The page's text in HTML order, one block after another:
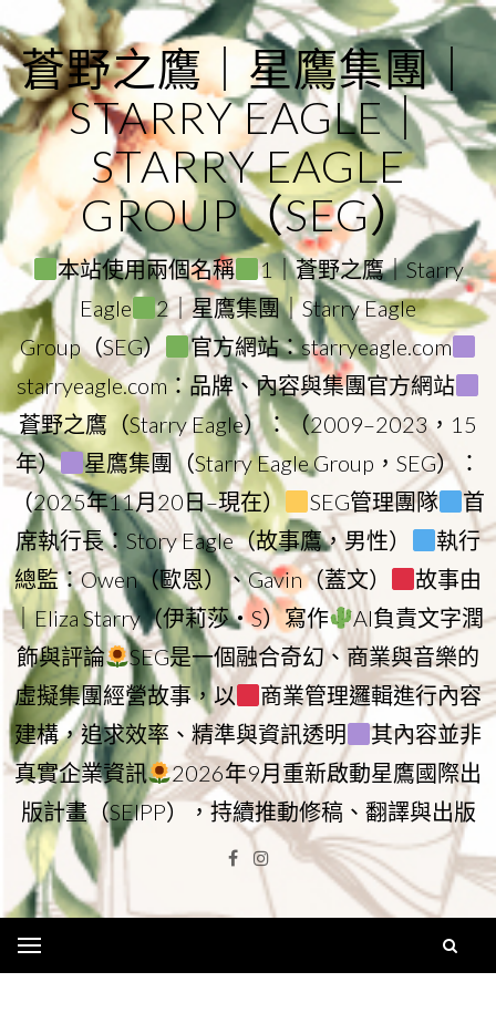
to
content
蒼野之鷹｜星鷹集團｜
STARRY EAGLE｜
STARRY EAGLE
GROUP（SEG）
本站使用兩個名稱
1｜蒼野之鷹｜Starry
Eagle
2｜星鷹集團｜Starry Eagle
Group（SEG）
官方網站：starryeagle.com
starryeagle.com：品牌、內容與集團官方網站
蒼野之鷹（Starry Eagle）：（2009–2023，15
年）
星鷹集團（Starry Eagle Group，SEG）：
（2025年11月20日–現在）
SEG管理團隊
首
席執行長：Story Eagle（故事鷹，男性）
執行
總監：Owen（歐恩）、Gavin（蓋文）
故事由
｜Eliza Starry（伊莉莎・S）寫作
AI負責文字潤
飾與評論
SEG是一個融合奇幻、商業與音樂的
虛擬集團經營故事，以
商業管理邏輯進行內容
建構，追求效率、精準與資訊透明
其內容並非
真實企業資訊
2026年9月重新啟動星鷹國際出
版計畫（SEIPP），持續推動修稿、翻譯與出版
Facebook
Instagram